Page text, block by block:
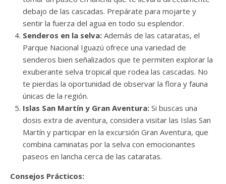
debajo de las cascadas. Prepárate para mojarte y
sentir la fuerza del agua en todo su esplendor.
Senderos en la selva: Además de las cataratas, el
Parque Nacional Iguazú ofrece una variedad de
senderos bien señalizados que te permiten explorar la
exuberante selva tropical que rodea las cascadas. No
te pierdas la oportunidad de observar la flora y fauna
únicas de la región.
Islas San Martín y Gran Aventura: Si buscas una
dosis extra de aventura, considera visitar las Islas San
Martín y participar en la excursión Gran Aventura, que
combina caminatas por la selva con emocionantes
paseos en lancha cerca de las cataratas.
Consejos Prácticos: